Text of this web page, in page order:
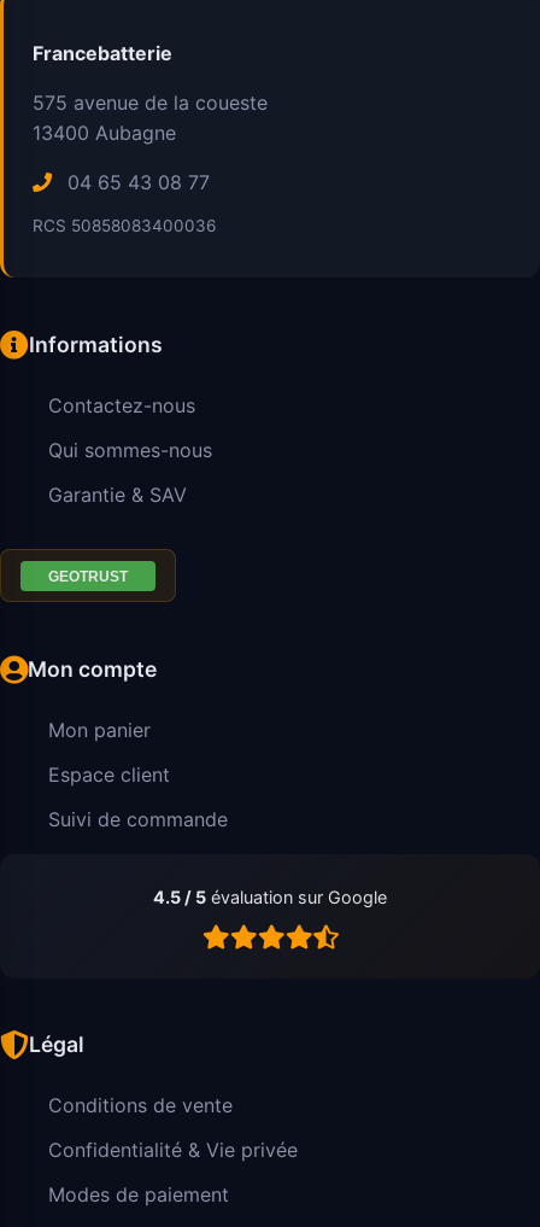
Francebatterie
575 avenue de la coueste
13400 Aubagne
04 65 43 08 77
RCS 50858083400036
Informations
Contactez-nous
Qui sommes-nous
Garantie & SAV
Mon compte
Mon panier
Espace client
Suivi de commande
4.5 / 5 évaluation sur Google
Légal
Conditions de vente
Confidentialité & Vie privée
Modes de paiement